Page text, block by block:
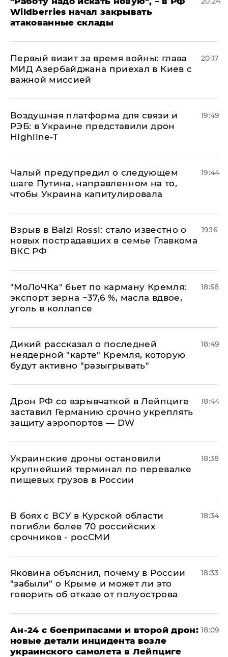
Wildberries начал закрывать
атакованные склады
Первый визит за время войны: глава
МИД Азербайджана приехал в Киев с
важной миссией
20:17
Воздушная платформа для связи и
РЭБ: в Украине представили дрон
Highline-T
19:49
Чалый предупредил о следующем
шаге Путина, направленном на то,
чтобы Украина капитулировала
19:44
Взрыв в Balzi Rossi: стало известно о
новых пострадавших в семье Главкома
ВКС РФ
19:16
​"МоЛоЧКа" бьет по карману Кремля:
экспорт зерна −37,6 %, масла вдвое,
уголь в коллапсе
18:58
Дикий рассказал о последней
неядерной "карте" Кремля, которую
будут активно "разыгрывать"
18:49
​Дрон РФ со взрывчаткой в Лейпциге
заставил Германию срочно укреплять
защиту аэропортов — DW
18:44
Украинские дроны остановили
крупнейший терминал по перевалке
пищевых грузов в России
18:38
В боях с ВСУ в Курской области
погибли более 70 российских
срочников - росСМИ
18:34
Яковина объяснил, почему в России
"забыли" о Крыме и может ли это
говорить об отказе от полуострова
18:33
Ан-24 с боеприпасами и второй дрон:
новые детали инцидента возле
украинского самолета в Лейпциге
18:09